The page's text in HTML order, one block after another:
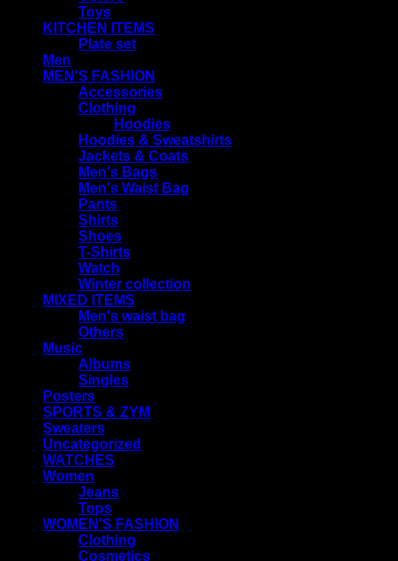
Toys
KITCHEN ITEMS
Plate set
Men
MEN'S FASHION
Accessories
Clothing
Hoodies
Hoodies & Sweatshirts
Jackets & Coats
Men's Bags
Men's Waist Bag
Pants
Shirts
Shoes
T-Shirts
Watch
Winter collection
MIXED ITEMS
Men's waist bag
Others
Music
Albums
Singles
Posters
SPORTS & ZYM
Sweaters
Uncategorized
WATCHES
Women
Jeans
Tops
WOMEN'S FASHION
Clothing
Cosmetics